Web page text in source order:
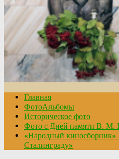
Главная
ФотоАльбомы
Историческое фото
Фото с Дней памяти В.
«Народный киносборник»
Сталинграду»